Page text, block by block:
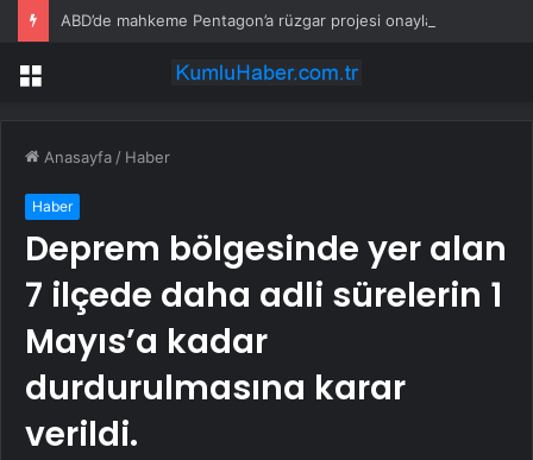
Menü
Anasayfa / Haber
Haber
Deprem bölgesinde yer alan
7 ilçede daha adli sürelerin 1
Mayıs’a kadar
durdurulmasına karar
verildi.